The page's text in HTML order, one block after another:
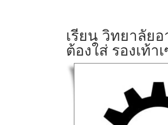
เรียน วิทยาลัย
ต้องใส่ รองเท้า